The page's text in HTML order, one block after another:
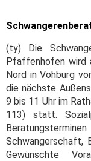
(ty) Die
Pfaffenhofen wird
Nord in Vohburg
die nächste
9 bis 11 Uhr im
113) statt.
Schwangerschaft,
Gewünschte